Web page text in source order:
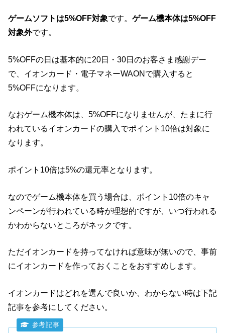
ゲームソフトは5%OFF対象です。 ゲーム機本体は5%OFF
対象外です。
5%OFFの日は基本的に20日・30日のお客さま感謝デー
で、イオンカード・電子マネーWAONで購入すると
5%OFFになります。
なおゲーム機本体は、5%OFFになりませんが、たまに行
われているイオンカードの購入でポイント10倍は対象に
なります。
ポイント10倍は5%の還元率となります。
なのでゲーム機本体を買う場合は、ポイント10倍のキャ
ンペーンが行われている時が理想的ですが、いつ行われる
かわからないところがネックです。
ただイオンカードを持ってなければ意味が無いので、事前
にイオンカードを作っておくことをおすすめします。
イオンカードはどれを選んで良いか、わからない時は下記
記事を参考にしてください。